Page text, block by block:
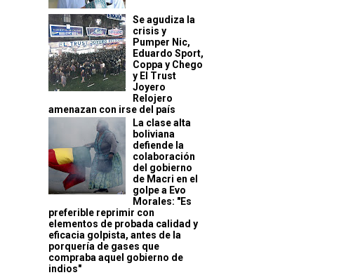
Se agudiza la
crisis y
Pumper Nic,
Eduardo Sport,
Coppa y Chego
y El Trust
Joyero
Relojero
amenazan con irse del país
La clase alta
boliviana
defiende la
colaboración
del gobierno
de Macri en el
golpe a Evo
Morales: "Es
preferible reprimir con
elementos de probada calidad y
eficacia golpista, antes de la
porquería de gases que
compraba aquel gobierno de
indios"